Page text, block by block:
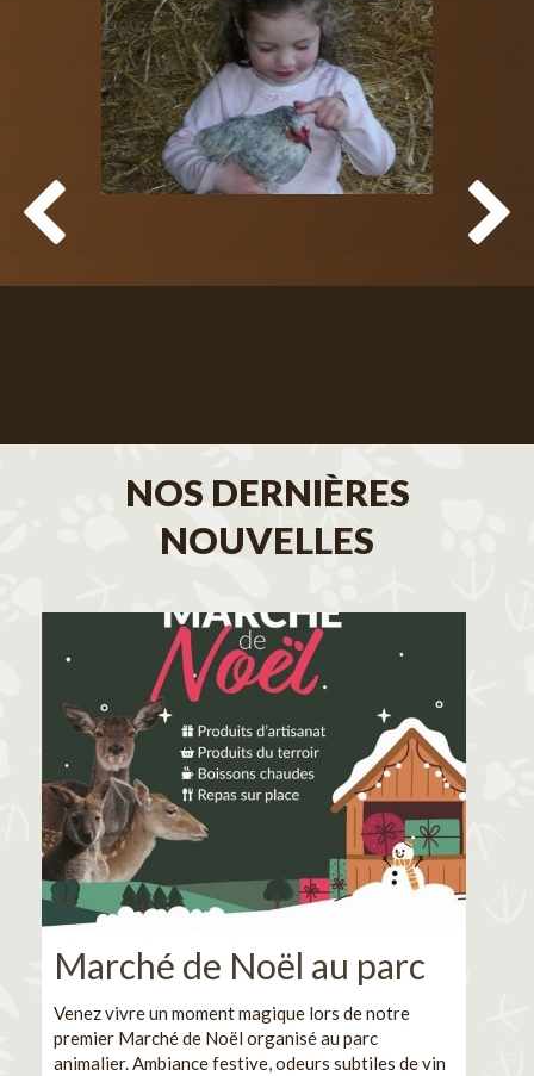
NOS DERNIÈRES
NOUVELLES
Marché de Noël au parc
Venez vivre un moment magique lors de notre
premier Marché de Noël organisé au parc
animalier. Ambiance festive, odeurs subtiles de vin